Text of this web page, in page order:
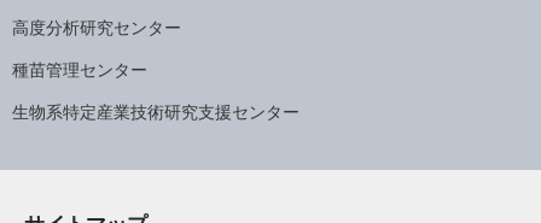
高度分析研究センター
種苗管理センター
生物系特定産業技術研究支援センター